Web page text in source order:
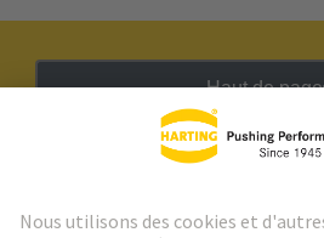
Haut de page